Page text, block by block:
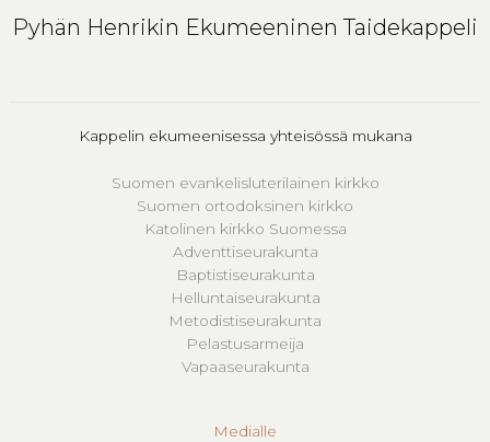
Pyhän Henrikin Ekumeeninen Taidekappeli
Kappelin ekumeenisessa yhteisössä mukana
Suomen evankelisluterilainen kirkko
Suomen ortodoksinen kirkko
Katolinen kirkko Suomessa
Adventtiseurakunta
Baptistiseurakunta
Helluntaiseurakunta
Metodistiseurakunta
Pelastusarmeija
Vapaaseurakunta
Medialle